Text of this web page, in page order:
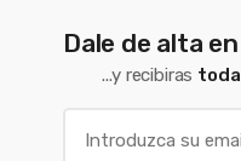
Dale de alta
...y recibiras